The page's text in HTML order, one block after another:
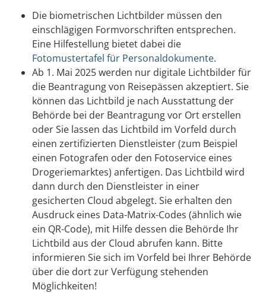
Die biometrischen Lichtbilder müssen den
einschlägigen Formvorschriften entsprechen.
Eine Hilfestellung bietet dabei die
Fotomustertafel für Personaldokumente.
Ab 1. Mai 2025 werden nur digitale Lichtbilder für
die Beantragung von Reisepässen akzeptiert. Sie
können das Lichtbild je nach Ausstattung der
Behörde bei der Beantragung vor Ort erstellen
oder Sie lassen das Lichtbild im Vorfeld durch
einen zertifizierten Dienstleister (zum Beispiel
einen Fotografen oder den Fotoservice eines
Drogeriemarktes) anfertigen. Das Lichtbild wird
dann durch den Dienstleister in einer
gesicherten Cloud abgelegt. Sie erhalten den
Ausdruck eines Data-Matrix-Codes (ähnlich wie
ein QR-Code), mit Hilfe dessen die Behörde Ihr
Lichtbild aus der Cloud abrufen kann. Bitte
informieren Sie sich im Vorfeld bei Ihrer Behörde
über die dort zur Verfügung stehenden
Möglichkeiten!